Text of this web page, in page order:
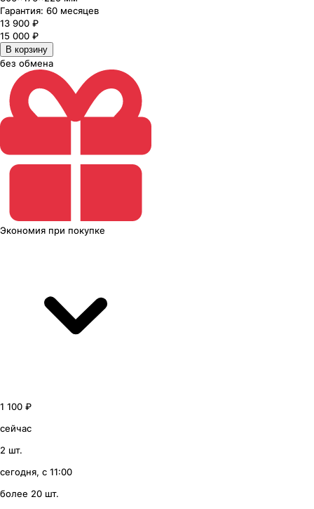
Гарантия: 60 месяцев
13 900 ₽
15 000 ₽
В корзину
без обмена
Экономия при покупке
1 100 ₽
сейчас
2 шт.
сегодня, с 11:00
более 20 шт.